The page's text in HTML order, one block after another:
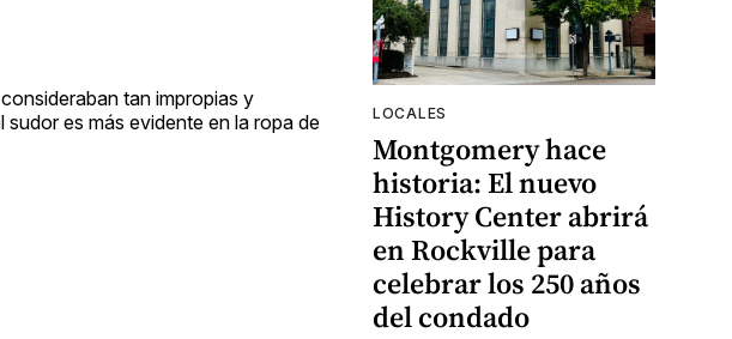
tan impropias y
es más evidente en la ropa de
LOCALES
Montgomery hace
historia: El nuevo
History Center abrirá
en Rockville para
celebrar los 250 años
del condado